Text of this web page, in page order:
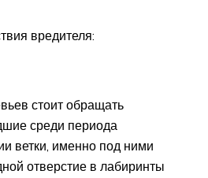
вредителя:
стоит обращать
среди периода
ветки, именно под ними
отверстие в лабиринты